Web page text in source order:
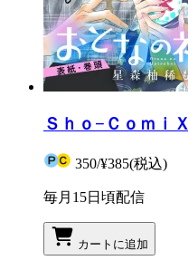
Ｓｈｏ−ＣｏｍｉＸ
350/¥385(税込)
毎月15日頃配信
カートに追加